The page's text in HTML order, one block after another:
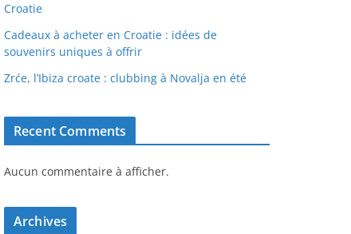
Croatie
Cadeaux à acheter en Croatie : idées de
souvenirs uniques à offrir
Zrće, l’Ibiza croate : clubbing à Novalja en été
Recent Comments
Aucun commentaire à afficher.
Archives